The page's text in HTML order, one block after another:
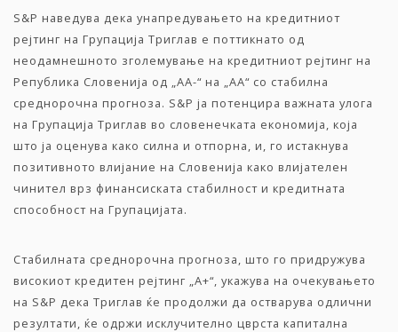
S&P наведува дека унапредувањето на кредитниот
рејтинг на Групација Триглав е поттикнато од
неодамнешното зголемување на кредитниот рејтинг на
Република Словенија од „AA-“ на „AA“ со стабилна
среднорочна прогноза. S&P ја потенцира важната улога
на Групација Триглав во словенечката економија, која
што ја оценува како силна и отпорна, и, го истакнува
позитивното влијание на Словенија како влијателен
чинител врз финансиската стабилност и кредитната
способност на Групацијата.
Стабилната среднорочна прогноза, што го придружува
високиот кредитен рејтинг „A+“, укажува на очекувањето
на S&P дека Триглав ќе продолжи да остварува одлични
резултати, ќе одржи исклучително цврста капитална